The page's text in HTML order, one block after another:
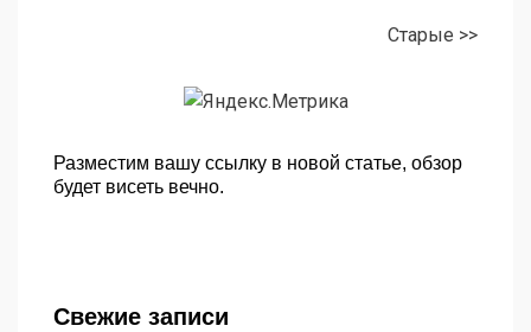
Старые >>
Разместим вашу ссылку в новой статье, обзор
будет висеть вечно.
Свежие записи